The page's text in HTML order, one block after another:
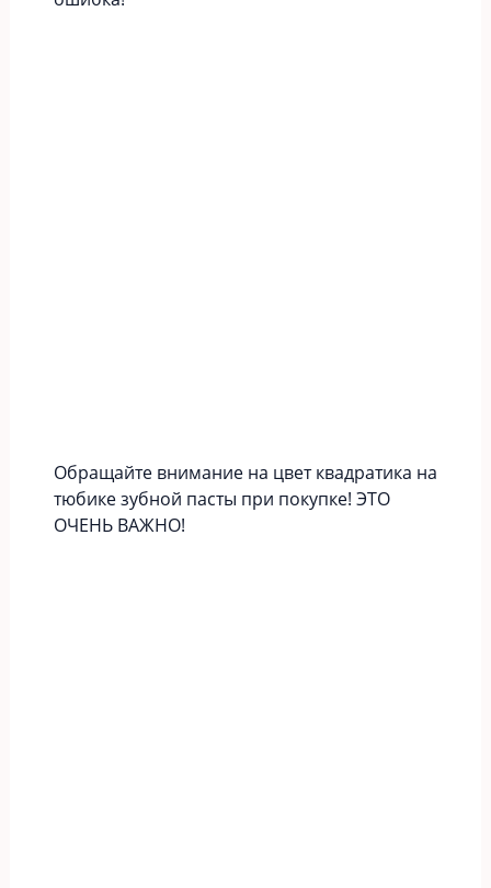
Обращайте внимание на цвет квадратика на
тюбике зубной пасты при покупке! ЭТО
ОЧЕНЬ ВАЖНО!